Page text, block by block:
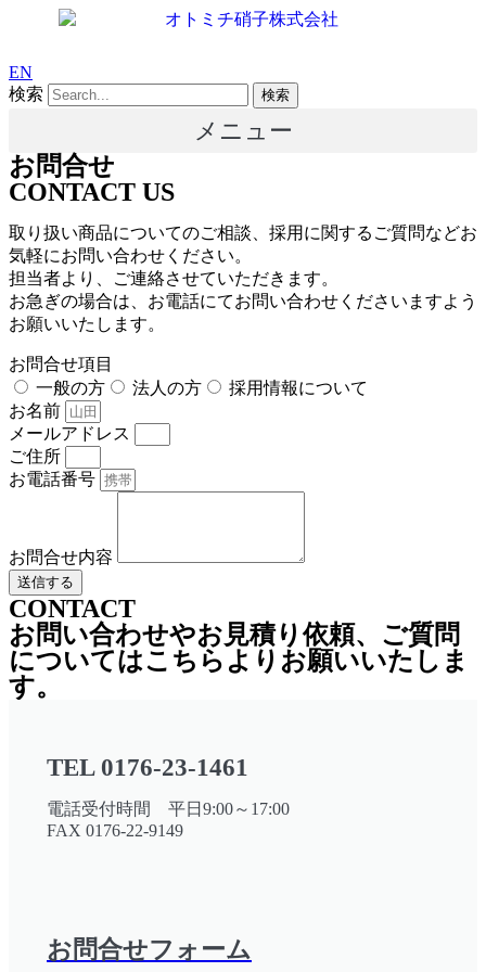
テ
ン
ス
キ
ッ
プ
EN
検索
検索
メニュー
お問合せ
CONTACT US
取り扱い商品についてのご相談、採用に関するご質問などお
気軽にお問い合わせください。
担当者より、ご連絡させていただきます。
お急ぎの場合は、お電話にてお問い合わせくださいますよう
お願いいたします。
お問合せ項目
一般の方
法人の方
採用情報について
お名前
メールアドレス
ご住所
お電話番号
お問合せ内容
送信する
CONTACT
お問い合わせやお見積り依頼、ご質問
についてはこちらよりお願いいたしま
す。
TEL 0176-23-1461
電話受付時間 平日9:00～17:00
FAX 0176-22-9149
お問合せフォーム